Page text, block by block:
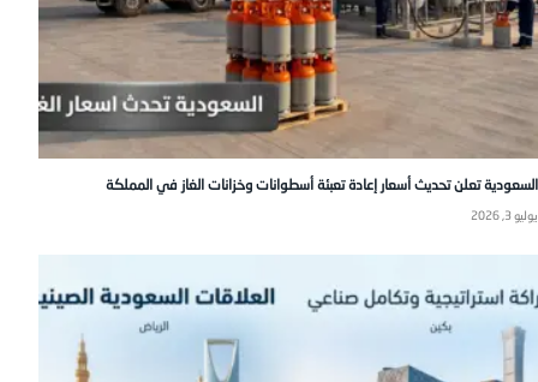
السعودية تعلن تحديث أسعار إعادة تعبئة أسطوانات وخزانات الغاز في المملكة
يوليو 3, 2026